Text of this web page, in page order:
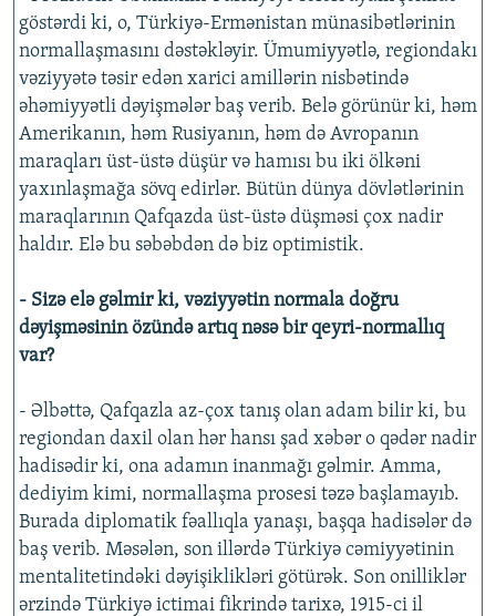
göstərdi ki, o, Türkiyə-Ermənistan münasibətlərinin
normallaşmasını dəstəkləyir. Ümumiyyətlə, regiondakı
vəziyyətə təsir edən xarici amillərin nisbətində
əhəmiyyətli dəyişmələr baş verib. Belə görünür ki, həm
Amerikanın, həm Rusiyanın, həm də Avropanın
maraqları üst-üstə düşür və hamısı bu iki ölkəni
yaxınlaşmağa sövq edirlər. Bütün dünya dövlətlərinin
maraqlarının Qafqazda üst-üstə düşməsi çox nadir
haldır. Elə bu səbəbdən də biz optimistik.
- Sizə elə gəlmir ki, vəziyyətin normala doğru
dəyişməsinin özündə artıq nəsə bir qeyri-normallıq
var?
- Əlbəttə, Qafqazla az-çox tanış olan adam bilir ki, bu
regiondan daxil olan hər hansı şad xəbər o qədər nadir
hadisədir ki, ona adamın inanmağı gəlmir. Amma,
dediyim kimi, normallaşma prosesi təzə başlamayıb.
Burada diplomatik fəallıqla yanaşı, başqa hadisələr də
baş verib. Məsələn, son illərdə Türkiyə cəmiyyətinin
mentalitetindəki dəyişiklikləri götürək. Son onilliklər
ərzində Türkiyə ictimai fikrində tarixə, 1915-ci il